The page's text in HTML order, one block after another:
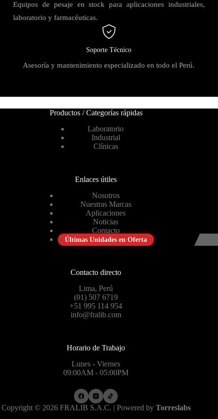
Equipos de pesaje en stock para aplicaciones industriales,
laboratorio y farmacéuticas.
Soporte Técnico
Asesoría y mantenimiento especializado en todo el Perú.
Productos / Categorías rápidas
Laboratorio
Industrial
Clínicas
Enlaces útiles
Nosotros
Nuestras Marcas
Aplicaciones
Noticias
Contacto
Últimas Unidades en Oferta
Contacto directo
Lima, Perú
(01) 507 6719
+51 995 114 954
info@fralib.com
Horario de Trabajo
Lunes - Viernes
09:00AM - 05:00PM
Copyright © 2026 FRALIB S.A.C. | Powered by Torreslabs